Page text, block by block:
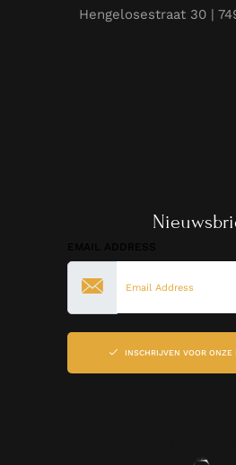
Hengelosestraat 30 |
INSCHRIJVEN VOOR ONZE